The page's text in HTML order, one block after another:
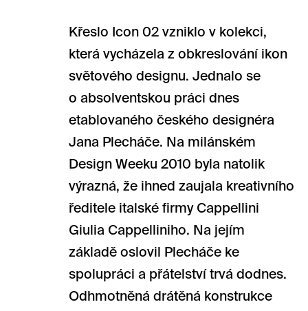
Křeslo Icon 02 vzniklo v kolekci,
která vycházela z obkreslování ikon
světového designu. Jednalo se
o absolventskou práci dnes
etablovaného českého designéra
Jana Plecháče. Na milánském
Design Weeku 2010 byla natolik
výrazná, že ihned zaujala kreativního
ředitele italské firmy Cappellini
Giulia Cappelliniho. Na jejím
základě oslovil Plecháče ke
spolupráci a přátelství trvá dodnes.
Odhmotněná drátěná konstrukce